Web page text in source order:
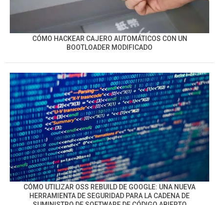
CÓMO HACKEAR CAJERO AUTOMÁTICOS CON UN
BOOTLOADER MODIFICADO
CÓMO UTILIZAR OSS REBUILD DE GOOGLE: UNA NUEVA
HERRAMIENTA DE SEGURIDAD PARA LA CADENA DE